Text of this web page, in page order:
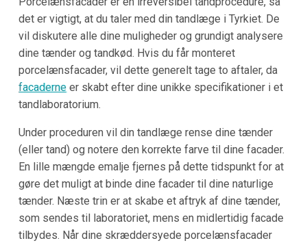
det er vigtigt, at du taler med din tandlæge i Tyrkiet. De
vil diskutere alle dine muligheder og grundigt analysere
dine tænder og tandkød. Hvis du får monteret
porcelænsfacader, vil dette generelt tage to aftaler, da
facaderneer skabt efter dine unikke specifikationer i et
tandlaboratorium.
Under proceduren vil din tandlæge rense dine tænder
(eller tand) og notere den korrekte farve til dine facader.
En lille mængde emalje fjernes på dette tidspunkt for at
gøre det muligt at binde dine facader til dine naturlige
tænder. Næste trin er at skabe et aftryk af dine tænder,
som sendes til laboratoriet, mens en midlertidig facade
tilbydes. Når dine skræddersyede porcelænsfacader